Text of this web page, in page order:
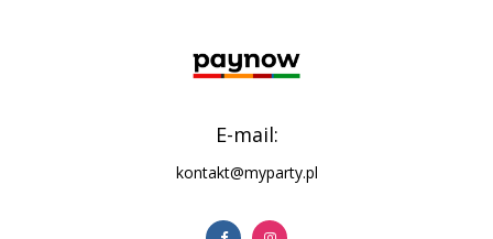
E-mail:
kontakt@myparty.pl